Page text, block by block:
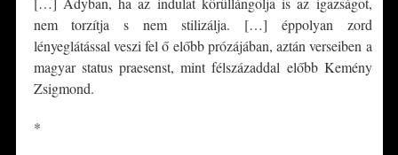
nem torzítja s nem stilizálja. […] éppolyan zord
lényeglátással veszi fel ő előbb prózájában, aztán verseiben a
magyar status praesenst, mint félszázaddal előbb Kemény
Zsigmond.
*